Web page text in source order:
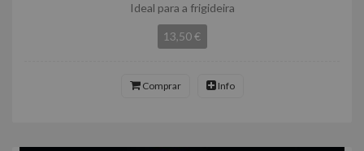
Ideal para a frigideira
13,50 €
Comprar Info